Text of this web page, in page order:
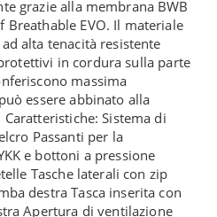
grazie alla membrana BWB
Breathable EVO. Il materiale
alta tenacità resistente
in cordura sulla parte
massima
essere abbinato alla
Caratteristiche: Sistema di
Passanti per la
e bottoni a pressione
Tasche laterali con zip
destra Tasca inserita con
Apertura di ventilazione